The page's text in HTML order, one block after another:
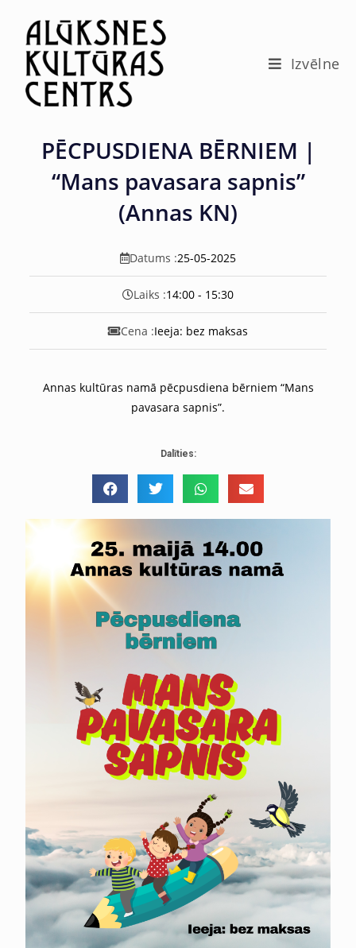
Izvēlne
PĒCPUSDIENA BĒRNIEM |
“Mans pavasara sapnis”
(Annas KN)
Datums :25-05-2025
Laiks :14:00 - 15:30
Cena :Ieeja: bez maksas
Annas kultūras namā pēcpusdiena bērniem “Mans
pavasara sapnis”.
Dalīties: